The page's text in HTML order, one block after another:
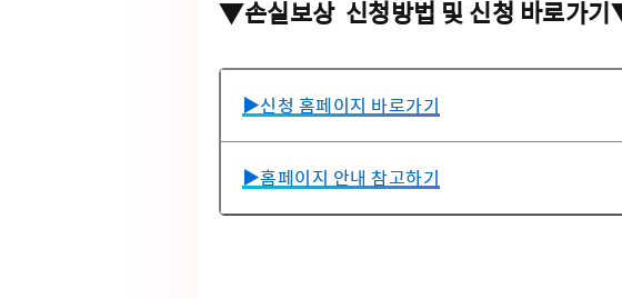
▼손실보상 신청방법 및 신청 바로가
▶신청 홈페이지 바로가기
▶홈페이지 안내 참고하기